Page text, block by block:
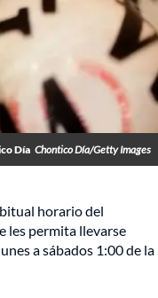
Día Chontico Día/Getty Images
horario del
les permita llevarse
a sábados 1:00 de la